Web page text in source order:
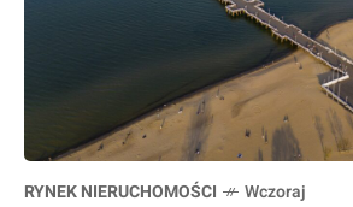
RYNEK NIERUCHOMOŚCI Wczoraj